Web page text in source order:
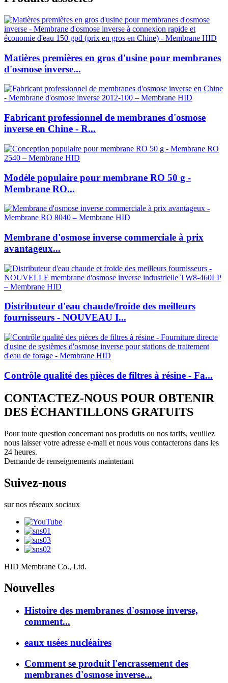
Matières premières en gros d'usine pour membranes
d'osmose inverse...
Fabricant professionnel de membranes d'osmose
inverse en Chine - R...
Modèle populaire pour membrane RO 50 g -
Membrane RO...
Membrane d'osmose inverse commerciale à prix
avantageux...
Distributeur d'eau chaude/froide des meilleurs
fournisseurs - NOUVEAU I...
Contrôle qualité des pièces de filtres à résine - Fa...
CONTACTEZ-NOUS POUR OBTENIR
DES ÉCHANTILLONS GRATUITS
Pour toute question concernant nos produits ou nos tarifs, veuillez
nous laisser votre adresse e-mail et nous vous contacterons dans les
24 heures.
Demande de renseignements maintenant
Suivez-nous
sur nos réseaux sociaux
HID Membrane Co., Ltd.
Nouvelles
Histoire des membranes d'osmose inverse,
comment...
eaux usées nucléaires
Comment se produit l'encrassement des
membranes d'osmose inverse...